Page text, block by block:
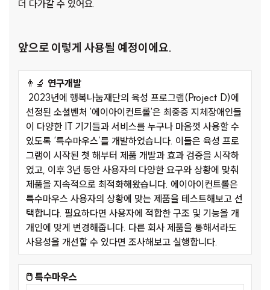
더 다가갈 수 있어요.
앞으로 이렇게 사용될 예정이에요.
👨‍🔬 연구개발
2023년에 행복나눔재단의 육성 프로그램(Project D)에
선정된 소셜벤처 '에이아이컨트롤'은 최중증 지체장애인들
이 다양한 IT 기기들과 서비스를 누구나 마음껏 사용할 수
있도록 ‘특수마우스’를 개발하였습니다. 이들은 육성 프로
그램이 시작된 첫 해부터 제품 개발과 효과 검증을 시작하
였고, 이후 3년 동안 사용자의 다양한 요구와 상황에 맞춰
제품을 지속적으로 최적화해왔습니다. 에이아이컨트롤은
특수마우스 사용자의 상황에 맞는 제품을 테스트해보고 선
택합니다. 필요하다면 사용자에 적합한 구조 및 기능을 개
개인에 맞게 변경해줍니다. 다른 회사 제품을 통해서라도
사용성을 개선할 수 있다면 조사해보고 실행합니다.
🖱️ 특수마우스